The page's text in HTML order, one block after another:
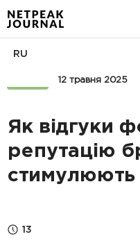
12 травня 2025
RU
Як відгуки
репутацію
стимулюють
13